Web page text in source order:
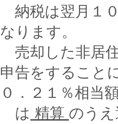
納税は翌月１
なります。
売却した非居
申告をすること
０．２１％相当
は 精算 のう